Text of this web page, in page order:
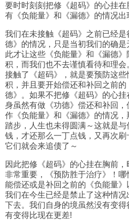
要时时刻刻把修《超码》的心挂
有《负能量》和《漏德》的情况出
我们在未接触《超码》之前已经
德》的情况，只是当初我们的确
此才让这些《负能量》和《漏德
积，而我们也不去谨慎看待和理
接触了《超码》，就是要预防这
积，并且要开始偿还和补回之前
德》。如果不把修《超码》的心
身虽然有做《功德》偿还和补回，
作《负能量》和《漏德》的情况
踏步，人生也未得圆满～这就是
钱，才还那么一丁点钱，又再次刷
它们就会来追债了～
因此把修《超码》的心挂在胸前
非常重要，《预防胜于治疗》！
能偿还或是补回之前的《负能量
我们在今生已经是禁止了这种情
下去。我们自身的境虽然没有变
有变得比现在更差!